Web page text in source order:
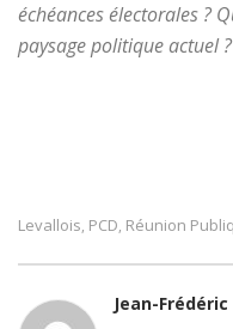
échéances électorales ?
paysage politique actuel ?
Levallois, PCD, Réunion
Jean-